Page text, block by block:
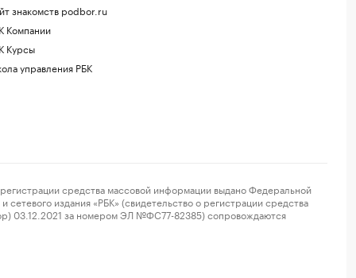
знакомств podbor.ru
Компании
Курсы
управления РБК
средства массовой информации выдано Федеральной
издания «РБК» (свидетельство о регистрации средства
03.12.2021 за номером ЭЛ №ФС77-82385) сопровождаются